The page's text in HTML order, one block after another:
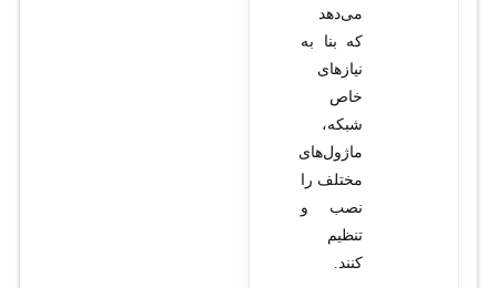
می‌دهد
که بنا به
نیازهای
خاص
شبکه،
ماژول‌های
مختلف را
نصب و
تنظیم
کنند.